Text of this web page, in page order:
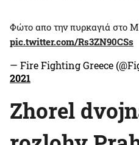
Φώτο απο την πυρκαγιά στο
pic.twitter.com/Rs3ZN90CSs
— Fire Fighting Greece
2021
Zhorel